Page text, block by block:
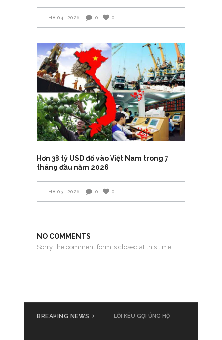
TH8 04, 2026 0 0
Hơn 38 tỷ USD đổ vào Việt Nam trong 7
tháng đầu năm 2026
TH8 03, 2026 0 0
NO COMMENTS
Sorry, the comment form is closed at this time.
BREAKING NEWS LỜI KÊU GỌI ỦNG HỘ